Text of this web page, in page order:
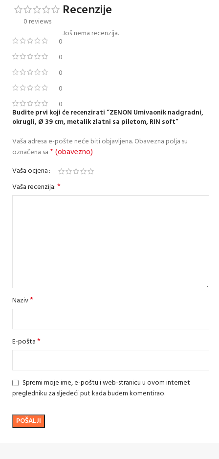
0 reviews
0
0
0
0
0
Recenzije
Još nema recenzija.
Budite prvi koji će recenzirati “ZENON Umivaonik nadgradni,
okrugli, Ø 39 cm, metalik zlatni sa piletom, RIN soft”
Vaša adresa e-pošte neće biti objavljena.Obavezna polja su
označena sa* (obavezno)
Vaša ocjena
Vaša recenzija:*
Naziv*
E-pošta*
Spremi moje ime, e-poštu i web-stranicu u ovom internet
pregledniku za sljedeći put kada budem komentirao.